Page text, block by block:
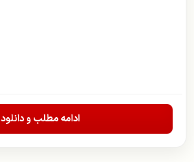
ادامه مطلب و دانلود